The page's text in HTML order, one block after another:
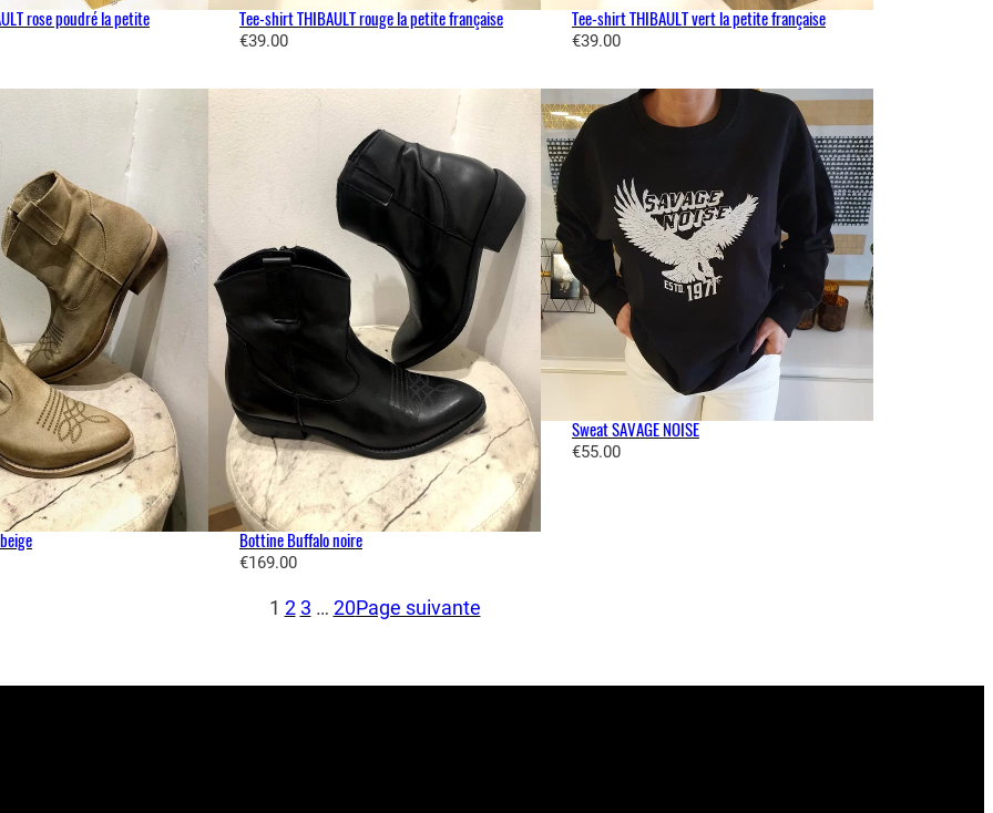
rose poudré la petite
Tee-shirt THIBAULT rouge la petite française
€39.00
Tee-shirt THIBAULT vert la petite française
€39.00
Bottine Buffalo noire
€169.00
Sweat SAVAGE NOISE
€55.00
1 2 3 … 20Page suivante